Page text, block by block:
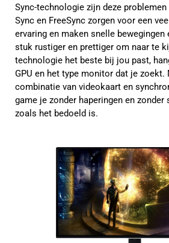
Sync-technologie zijn deze
Sync en FreeSync zorgen voor een
ervaring en maken snelle bewegingen
stuk rustiger en prettiger om naar te
technologie het beste bij jou past,
GPU en het type monitor dat je zoekt.
combinatie van videokaart en
game je zonder haperingen en zonder
zoals het bedoeld is.